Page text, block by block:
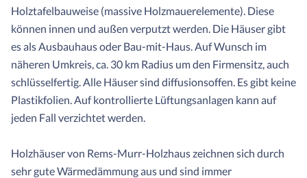
Holztafelbauweise (massive Holzmauerelemente). Diese
können innen und außen verputzt werden. Die Häuser gibt
es als Ausbauhaus oder Bau-mit-Haus. Auf Wunsch im
näheren Umkreis, ca. 30 km Radius um den Firmensitz, auch
schlüsselfertig. Alle Häuser sind diffusionsoffen. Es gibt keine
Plastikfolien. Auf kontrollierte Lüftungsanlagen kann auf
jeden Fall verzichtet werden.
Holzhäuser von Rems-Murr-Holzhaus zeichnen sich durch
sehr gute Wärmedämmung aus und sind immer